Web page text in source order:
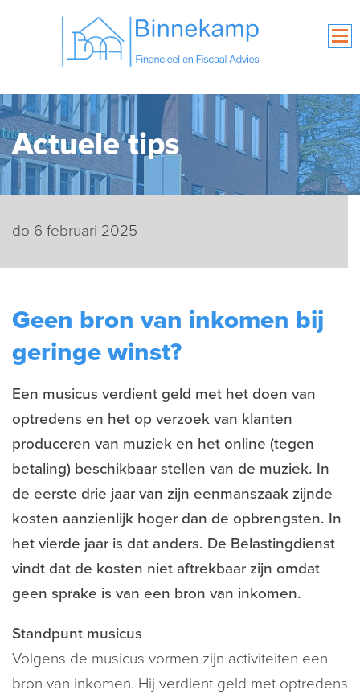
Actuele tips
do 6 februari 2025
Geen bron van inkomen bij
geringe winst?
Een musicus verdient geld met het doen van
optredens en het op verzoek van klanten
produceren van muziek en het online (tegen
betaling) beschikbaar stellen van de muziek. In
de eerste drie jaar van zijn eenmanszaak zijnde
kosten aanzienlijk hoger dan de opbrengsten. In
het vierde jaar is dat anders. De Belastingdienst
vindt dat de kosten niet aftrekbaar zijn omdat
geen sprake is van een bron van inkomen.
Standpunt musicus
Volgens de musicus vormen zijn activiteiten een
bron van inkomen. Hij verdient geld met optredens